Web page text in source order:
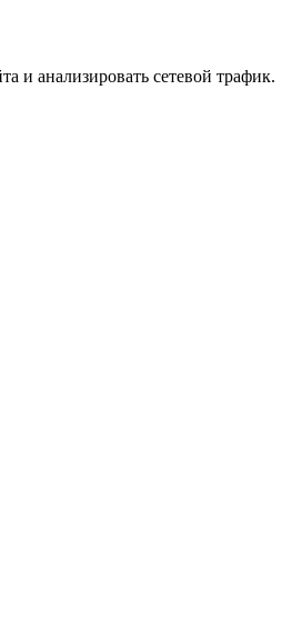
и анализировать сетевой трафик.